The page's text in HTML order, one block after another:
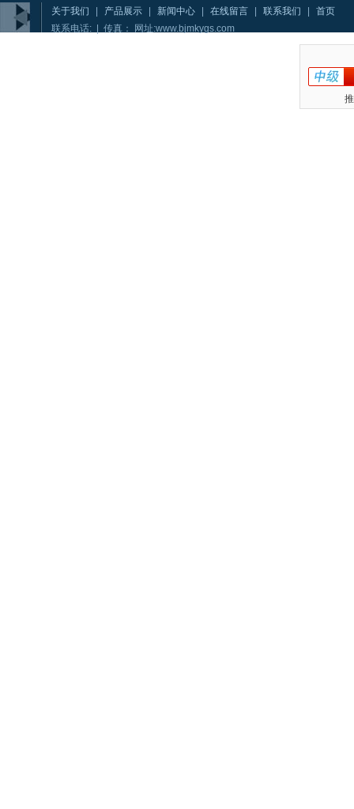
关于我们
产品展示 新闻中心 在线留言 联系我们
首页
联系电话: | 传真： 网址:www.bjmkygs.com